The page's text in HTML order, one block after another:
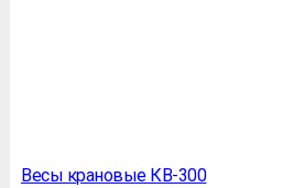
Весы крановые КВ-300